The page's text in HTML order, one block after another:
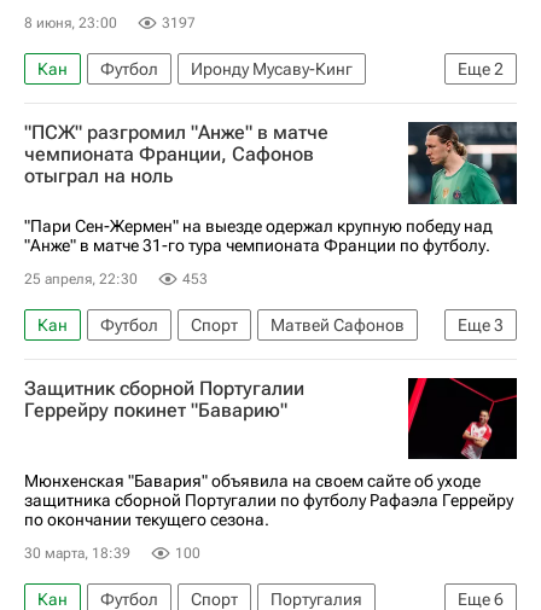
8 июня, 23:00 3197
Еще2
Кан Футбол
Иронду Мусаву-Кинг
Тулуза
ФК Ле-Ман
"ПСЖ" разгромил "Анже" в матче
чемпионата Франции, Сафонов
отыграл на ноль
"Пари Сен-Жермен" на выезде одержал крупную победу над
"Анже" в матче 31-го тура чемпионата Франции по футболу.
25 апреля, 22:30 453
Еще3
Кан Футбол Спорт
Матвей Сафонов
Анже
Пари Сен-Жермен (ПСЖ)
Чемпионат Франции по футболу (Лига 1)
Защитник сборной Португалии
Геррейру покинет "Баварию"
Мюнхенская "Бавария" объявила на своем сайте об уходе
защитника сборной Португалии по футболу Рафаэла Геррейру
по окончании текущего сезона.
30 марта, 18:39 100
Еще6
Кан Футбол Спорт
Португалия